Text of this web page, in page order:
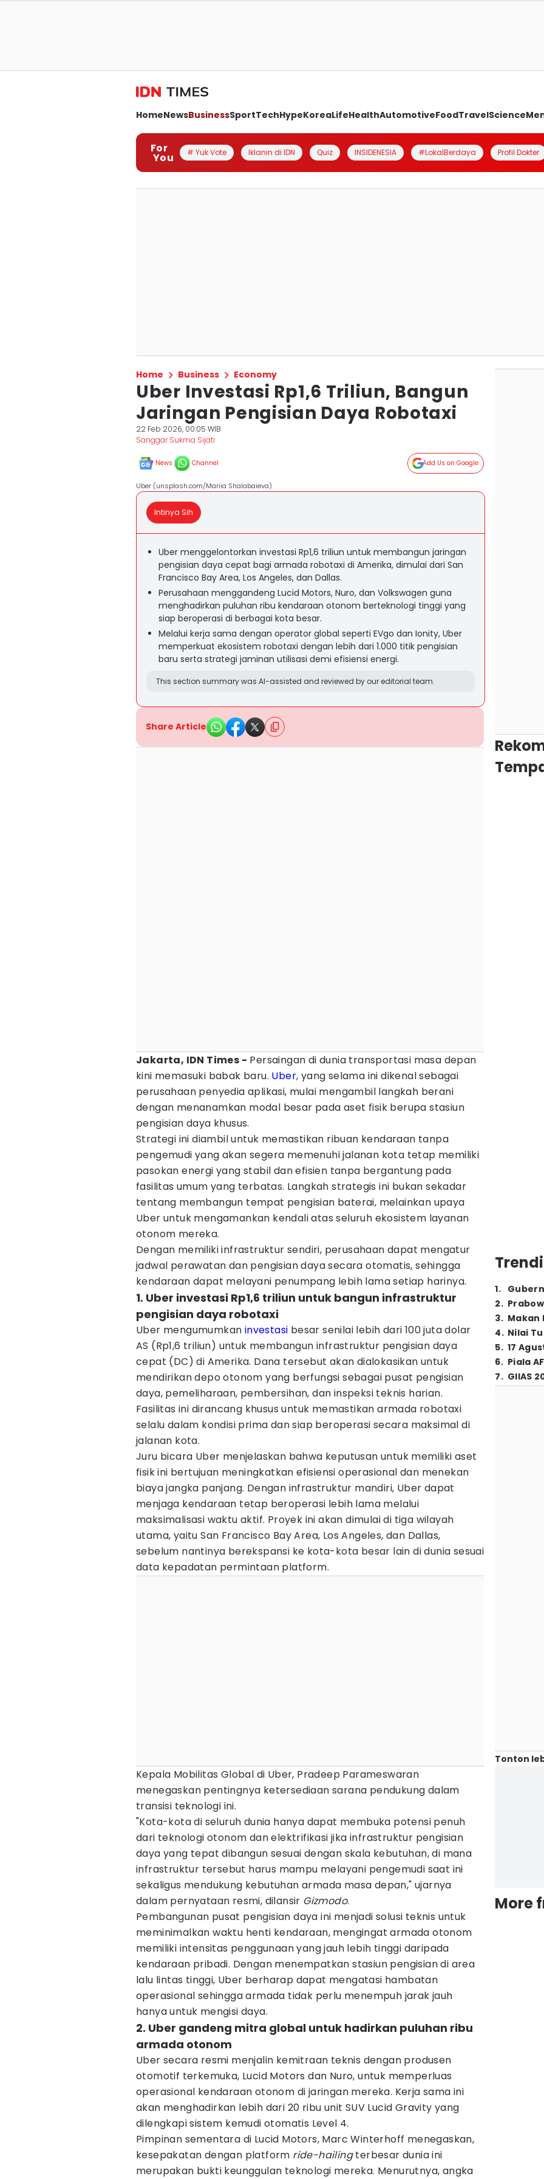
HomeNewsBusinessSportTechHypeKoreaLifeHealthAutomotiveFoodTravelScience
For
You # Yuk Vote Iklanin di IDN Quiz INSIDENESIA #LokalBerdaya Profil Dokter
Home Business Economy
Uber Investasi Rp1,6 Triliun, Bangun
Jaringan Pengisian Daya Robotaxi
22 Feb 2026, 00:05 WIB
Sanggar Sukma Sijati
News Channel Add Us on Google
Uber (unsplash.com/Mariia Shalabaieva)
Intinya Sih
Uber menggelontorkan investasi Rp1,6 triliun untuk membangun jaringan
pengisian daya cepat bagi armada robotaxi di Amerika, dimulai dari San
Francisco Bay Area, Los Angeles, dan Dallas.
Perusahaan menggandeng Lucid Motors, Nuro, dan Volkswagen guna
menghadirkan puluhan ribu kendaraan otonom berteknologi tinggi yang
siap beroperasi di berbagai kota besar.
Melalui kerja sama dengan operator global seperti EVgo dan Ionity, Uber
memperkuat ekosistem robotaxi dengan lebih dari 1.000 titik pengisian
baru serta strategi jaminan utilisasi demi efisiensi energi.
This section summary was AI-assisted and reviewed by our editorial team.
Share Article
Jakarta, IDN Times - Persaingan di dunia transportasi masa depan
kini memasuki babak baru. Uber, yang selama ini dikenal sebagai
perusahaan penyedia aplikasi, mulai mengambil langkah berani
dengan menanamkan modal besar pada aset fisik berupa stasiun
pengisian daya khusus.
Strategi ini diambil untuk memastikan ribuan kendaraan tanpa
pengemudi yang akan segera memenuhi jalanan kota tetap memiliki
pasokan energi yang stabil dan efisien tanpa bergantung pada
fasilitas umum yang terbatas. Langkah strategis ini bukan sekadar
tentang membangun tempat pengisian baterai, melainkan upaya
Uber untuk mengamankan kendali atas seluruh ekosistem layanan
otonom mereka.
Dengan memiliki infrastruktur sendiri, perusahaan dapat mengatur
jadwal perawatan dan pengisian daya secara otomatis, sehingga
kendaraan dapat melayani penumpang lebih lama setiap harinya.
1. Uber investasi Rp1,6 triliun untuk bangun infrastruktur
pengisian daya robotaxi
Uber mengumumkan investasi besar senilai lebih dari 100 juta dolar
AS (Rp1,6 triliun) untuk membangun infrastruktur pengisian daya
cepat (DC) di Amerika. Dana tersebut akan dialokasikan untuk
mendirikan depo otonom yang berfungsi sebagai pusat pengisian
daya, pemeliharaan, pembersihan, dan inspeksi teknis harian.
Fasilitas ini dirancang khusus untuk memastikan armada robotaxi
selalu dalam kondisi prima dan siap beroperasi secara maksimal di
jalanan kota.
Juru bicara Uber menjelaskan bahwa keputusan untuk memiliki aset
fisik ini bertujuan meningkatkan efisiensi operasional dan menekan
biaya jangka panjang. Dengan infrastruktur mandiri, Uber dapat
menjaga kendaraan tetap beroperasi lebih lama melalui
maksimalisasi waktu aktif. Proyek ini akan dimulai di tiga wilayah
utama, yaitu San Francisco Bay Area, Los Angeles, dan Dallas,
sebelum nantinya berekspansi ke kota-kota besar lain di dunia sesuai
data kepadatan permintaan platform.
Kepala Mobilitas Global di Uber, Pradeep Parameswaran
menegaskan pentingnya ketersediaan sarana pendukung dalam
transisi teknologi ini.
"Kota-kota di seluruh dunia hanya dapat membuka potensi penuh
dari teknologi otonom dan elektrifikasi jika infrastruktur pengisian
daya yang tepat dibangun sesuai dengan skala kebutuhan, di mana
infrastruktur tersebut harus mampu melayani pengemudi saat ini
sekaligus mendukung kebutuhan armada masa depan," ujarnya
dalam pernyataan resmi, dilansir Gizmodo.
Pembangunan pusat pengisian daya ini menjadi solusi teknis untuk
meminimalkan waktu henti kendaraan, mengingat armada otonom
memiliki intensitas penggunaan yang jauh lebih tinggi daripada
kendaraan pribadi. Dengan menempatkan stasiun pengisian di area
lalu lintas tinggi, Uber berharap dapat mengatasi hambatan
operasional sehingga armada tidak perlu menempuh jarak jauh
hanya untuk mengisi daya.
2. Uber gandeng mitra global untuk hadirkan puluhan ribu
armada otonom
Uber secara resmi menjalin kemitraan teknis dengan produsen
otomotif terkemuka, Lucid Motors dan Nuro, untuk memperluas
operasional kendaraan otonom di jaringan mereka. Kerja sama ini
akan menghadirkan lebih dari 20 ribu unit SUV Lucid Gravity yang
dilengkapi sistem kemudi otomatis Level 4.
Pimpinan sementara di Lucid Motors, Marc Winterhoff menegaskan,
kesepakatan dengan platform ride-hailingterbesar dunia ini
merupakan bukti keunggulan teknologi mereka. Menurutnya, angka
1.
2.
3. Makan
4. Nilai
5. 17
6. Piala
7. GIIAS
Tonton
More